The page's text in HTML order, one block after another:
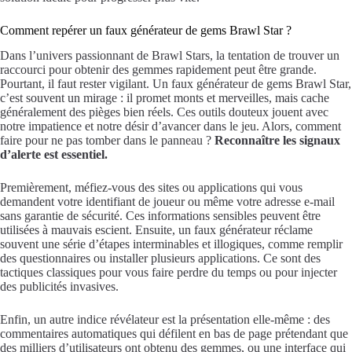
Comment repérer un faux générateur de gems Brawl Star ?
Dans l’univers passionnant de Brawl Stars, la tentation de trouver un
raccourci pour obtenir des gemmes rapidement peut être grande.
Pourtant, il faut rester vigilant. Un faux générateur de gems Brawl Star,
c’est souvent un mirage : il promet monts et merveilles, mais cache
généralement des pièges bien réels. Ces outils douteux jouent avec
notre impatience et notre désir d’avancer dans le jeu. Alors, comment
faire pour ne pas tomber dans le panneau ? Reconnaître les signaux
d’alerte est essentiel.
Premièrement, méfiez-vous des sites ou applications qui vous
demandent votre identifiant de joueur ou même votre adresse e-mail
sans garantie de sécurité. Ces informations sensibles peuvent être
utilisées à mauvais escient. Ensuite, un faux générateur réclame
souvent une série d’étapes interminables et illogiques, comme remplir
des questionnaires ou installer plusieurs applications. Ce sont des
tactiques classiques pour vous faire perdre du temps ou pour injecter
des publicités invasives.
Enfin, un autre indice révélateur est la présentation elle-même : des
commentaires automatiques qui défilent en bas de page prétendant que
des milliers d’utilisateurs ont obtenu des gemmes, ou une interface qui